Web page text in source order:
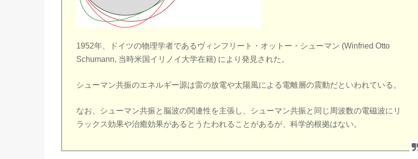
1952年、ドイツの物理学者であるヴィンフリート・オットー・シューマン (Winfried Otto
Schumann, 当時米国イリノイ大学在籍) により発見された。
シューマン共振のエネルギー源は雷の放電や太陽風による電離層の震動だといわれている。
なお、シューマン共振と脳波の関連性を主張し、シューマン共振と同じ周波数の電磁波にリ
ラックス効果や治癒効果があるとうたわれることがあるが、科学的根拠はない。